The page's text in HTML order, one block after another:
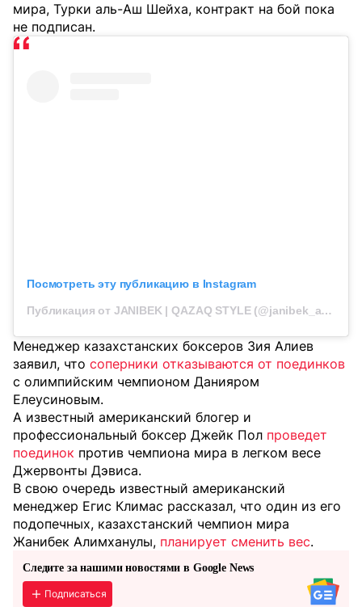
мира, Турки аль-Аш Шейха, контракт на бой пока
не подписан.
Посмотреть эту публикацию в Instagram
Публикация от JANIBEK | QAZAQ STYLE (@janibek_alimkhanuly)
Менеджер казахстанских боксеров Зия Алиев
заявил, что соперники отказываются от поединков
с олимпийским чемпионом Данияром
Елеусиновым.
А известный американский блогер и
профессиональный боксер Джейк Пол проведет
поединок против чемпиона мира в легком весе
Джервонты Дэвиса.
В свою очередь известный американский
менеджер Егис Климас рассказал, что один из его
подопечных, казахстанский чемпион мира
Жанибек Алимханулы, планирует сменить вес.
Следите за нашими новостями в Google News
Подписаться